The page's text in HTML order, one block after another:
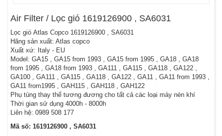
Air Filter / Lọc gió 1619126900 , SA6031
Lọc gió Atlas Copco 1619126900 , SA6031
Hãng sản xuất: Atlas copco
Xuất xứ: Italy - EU
Model: GA15 , GA15 from 1993 , GA15 from 1995 , GA18 , GA18
from 1995 , GA18 from 1993 , GA111 , GA115 , GA118 , GA122 ,
GA100 , GA111 , GA115 , GA118 , GA122 , GA11 , GA11 from 1993 ,
GA11 from1995 , GAH115 , GAH118 , GAH122
Phụ tùng thay thế tương đương cho tất cả các loại máy nén khí
Thời gian sử dụng 4000h - 8000h
Liên hệ: 0989 508 177
Mã số: 1619126900 , SA6031